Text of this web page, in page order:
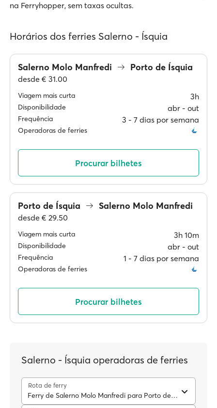
na Ferryhopper, sem taxas ocultas.
Horários dos ferries Salerno - Ísquia
Salerno Molo Manfredi Porto de Ísquia
desde € 31.00
Viagem mais curta 3h
Disponibilidade abr ‐ out
Frequência 3 ‐ 7 dias por semana
Operadoras de ferries
Procurar bilhetes
Porto de Ísquia Salerno Molo Manfredi
desde € 29.50
Viagem mais curta 3h 10m
Disponibilidade abr ‐ out
Frequência 1 ‐ 7 dias por semana
Operadoras de ferries
Procurar bilhetes
Salerno - Ísquia operadoras de ferries
Rota de ferry
Ferry de Salerno Molo Manfredi para Porto de Ísquia